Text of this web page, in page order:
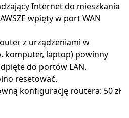
Internet do mieszkania
wpięty w port WAN
z urządzeniami w
komputer, laptop) powinny
do portów LAN.
resetować.
konfigurację routera: 50 zł